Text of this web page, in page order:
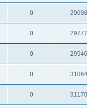
0 29098
0 29777
0 29546
0 31064
0 31170